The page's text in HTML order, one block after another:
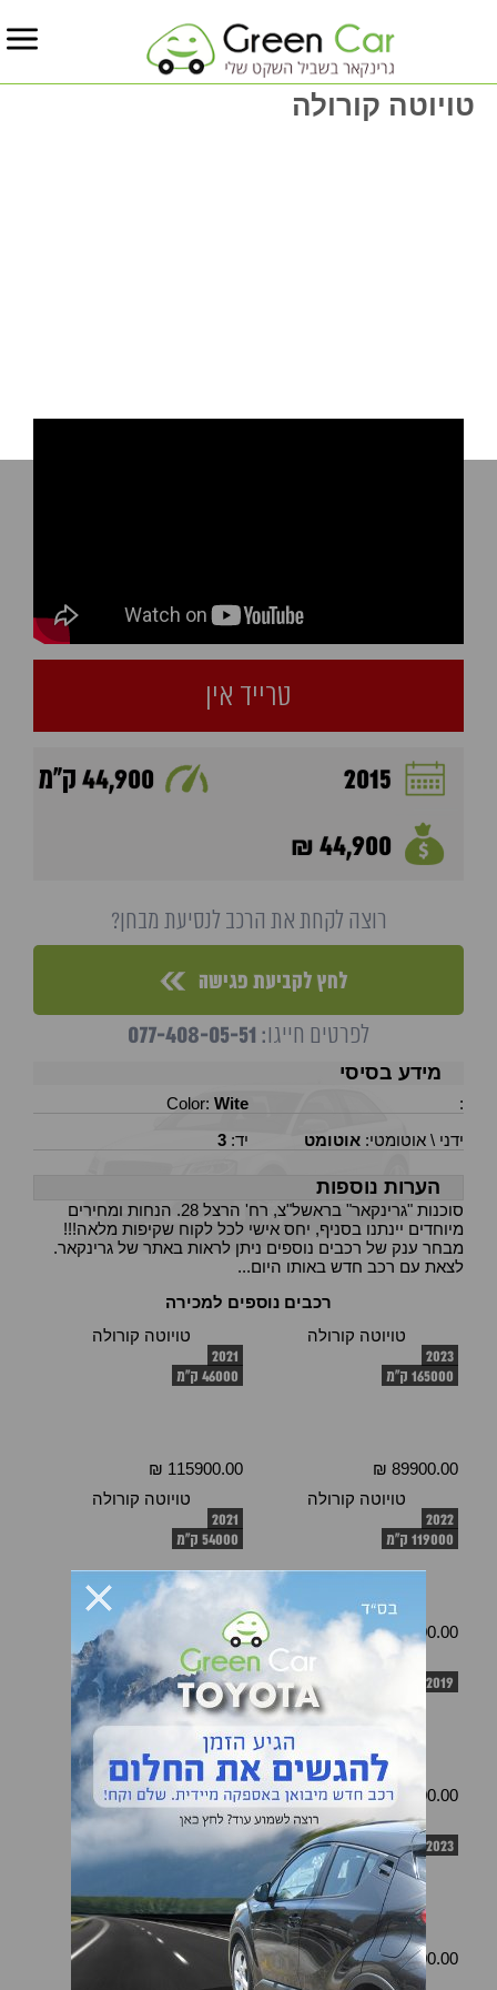
טויוטה קורולה
טרייד אין
2015
44,900 ק"מ
44,900 ₪
רוצה לקחת את הרכב לנסיעת מבחן?
לחץ לקביעת פגישה
לפרטים חייגו: 077-408-05-51
מידע בסיסי
:
Color: Wite
ידני \ אוטומטי: אוטומט יד: 3
הערות נוספות
סוכנות "גרינקאר" בראשל"צ, רח' הרצל 28. הנחות ומחירים
מיוחדים יינתנו בסניף, יחס אישי לכל לקוח שקיפות מלאה!!!
מבחר ענק של רכבים נוספים ניתן לראות באתר של גרינקאר.
לצאת עם רכב חדש באותו היום...
רכבים נוספים למכירה
טויוטה קורולה
2023
165000 ק"מ
89900.00 ₪
טויוטה קורולה
2021
46000 ק"מ
115900.00 ₪
טויוטה קורולה
2022
119000 ק"מ
94900.00 ₪
טויוטה קורולה
2021
54000 ק"מ
111000.00 ₪
טויוטה קורולה
2019
84900.00 ₪
טויוטה קורולה
2023
67000 ק"מ
104900.00 ₪
טויוטה קורולה
2023
89900.00 ₪
טויוטה קורולה
2020
84900.00 ₪